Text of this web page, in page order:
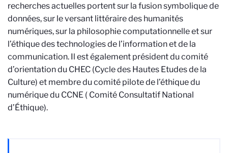
recherches actuelles portent sur la fusion symbolique de
données, sur le versant littéraire des humanités
numériques, sur la philosophie computationnelle et sur
l’éthique des technologies de l’information et de la
communication. Il est également président du comité
d’orientation du CHEC (Cycle des Hautes Etudes de la
Culture) et membre du comité pilote de l’éthique du
numérique du CCNE ( Comité Consultatif National
d’Éthique).